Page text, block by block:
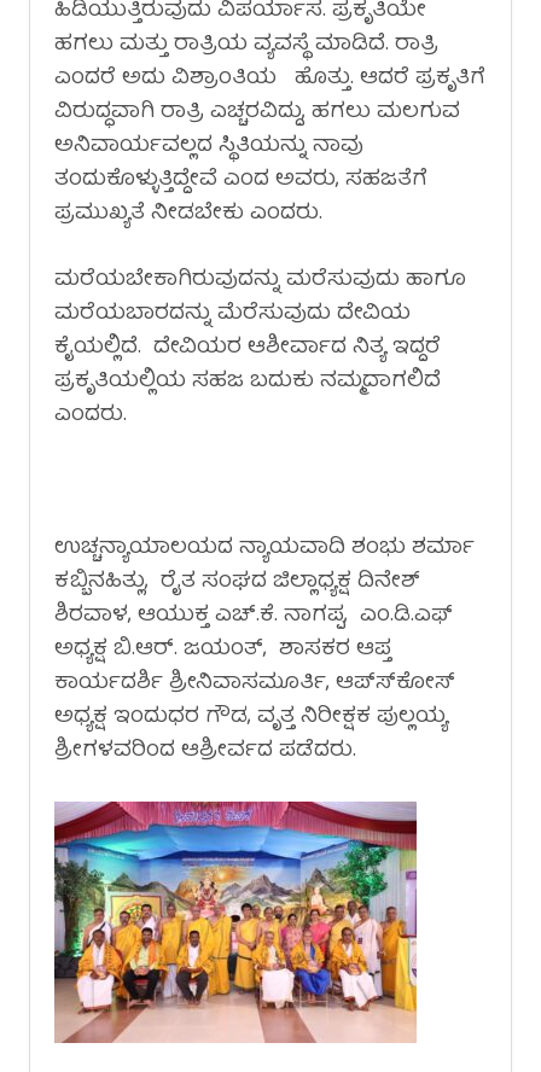
ಹಿಡಿಯುತ್ತಿರುವುದು ವಿಪರ್ಯಾಸ. ಪ್ರಕೃತಿಯೇ
ಹಗಲು ಮತ್ತು ರಾತ್ರಿಯ ವ್ಯವಸ್ಥೆ ಮಾಡಿದೆ. ರಾತ್ರಿ
ಎಂದರೆ ಅದು ವಿಶ್ರಾಂತಿಯ ಹೊತ್ತು. ಆದರೆ ಪ್ರಕೃತಿಗೆ
ವಿರುದ್ಧವಾಗಿ ರಾತ್ರಿ ಎಚ್ಚರವಿದ್ದು, ಹಗಲು ಮಲಗುವ
ಅನಿವಾರ್ಯವಲ್ಲದ ಸ್ಥಿತಿಯನ್ನು ನಾವು
ತಂದುಕೊಳ್ಳುತ್ತಿದ್ದೇವೆ ಎಂದ ಅವರು, ಸಹಜತೆಗೆ
ಪ್ರಮುಖ್ಯತೆ ನೀಡಬೇಕು ಎಂದರು.
ಮರೆಯಬೇಕಾಗಿರುವುದನ್ನು ಮರೆಸುವುದು ಹಾಗೂ
ಮರೆಯಬಾರದನ್ನು ಮೆರೆಸುವುದು ದೇವಿಯ
ಕೈಯಲ್ಲಿದೆ. ದೇವಿಯರ ಆಶೀರ್ವಾದ ನಿತ್ಯ ಇದ್ದರೆ
ಪ್ರಕೃತಿಯಲ್ಲಿಯ ಸಹಜ ಬದುಕು ನಮ್ಮದಾಗಲಿದೆ
ಎಂದರು.
ಉಚ್ಚನ್ಯಾಯಾಲಯದ ನ್ಯಾಯವಾದಿ ಶಂಭು ಶರ್ಮಾ
ಕಬ್ಬಿನಹಿತ್ಲು, ರೈತ ಸಂಘದ ಜಿಲ್ಲಾಧ್ಯಕ್ಷ ದಿನೇಶ್
ಶಿರವಾಳ, ಆಯುಕ್ತ ಎಚ್.ಕೆ. ನಾಗಪ್ಪ, ಎಂ.ಡಿ.ಎಫ್
ಅಧ್ಯಕ್ಷ ಬಿ.ಆರ್. ಜಯಂತ್, ಶಾಸಕರ ಆಪ್ತ
ಕಾರ್ಯದರ್ಶಿ ಶ್ರೀನಿವಾಸಮೂರ್ತಿ, ಆಪ್ಸ್‍ಕೋಸ್
ಅಧ್ಯಕ್ಷ ಇಂದುಧರ ಗೌಡ, ವೃತ್ತ ನಿರೀಕ್ಷಕ ಪುಲ್ಲಯ್ಯ
ಶ್ರೀಗಳವರಿಂದ ಆಶ್ರೀರ್ವದ ಪಡೆದರು.